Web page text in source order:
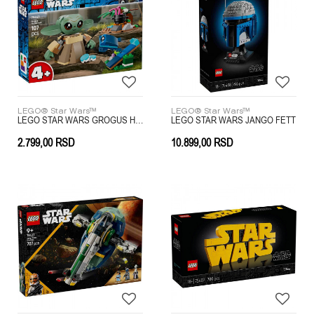
LEGO® Star Wars™
2.799,00 RSD
LEGO® Star Wars™
LEGO STAR WARS JANGO FETT
10.899,00 RSD